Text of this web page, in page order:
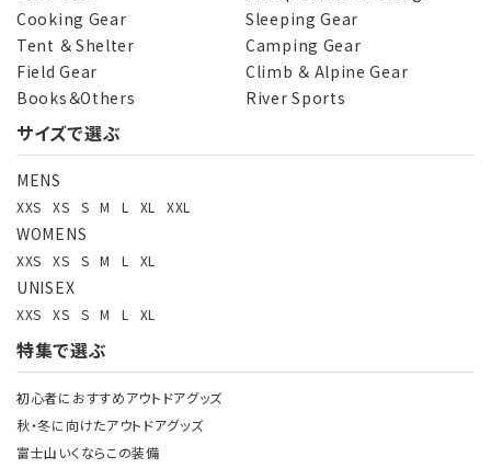
Cooking Gear
Sleeping Gear
Tent ＆ Shelter
Camping Gear
Field Gear
Climb ＆ Alpine Gear
Books＆Others
River Sports
サイズで選ぶ
MENS
XXS XS S M L XL XXL
WOMENS
XXS XS S M L XL
UNISEX
XXS XS S M L XL
特集で選ぶ
初心者におすすめアウトドアグッズ
秋・冬に向けたアウトドアグッズ
富士山いくならこの装備